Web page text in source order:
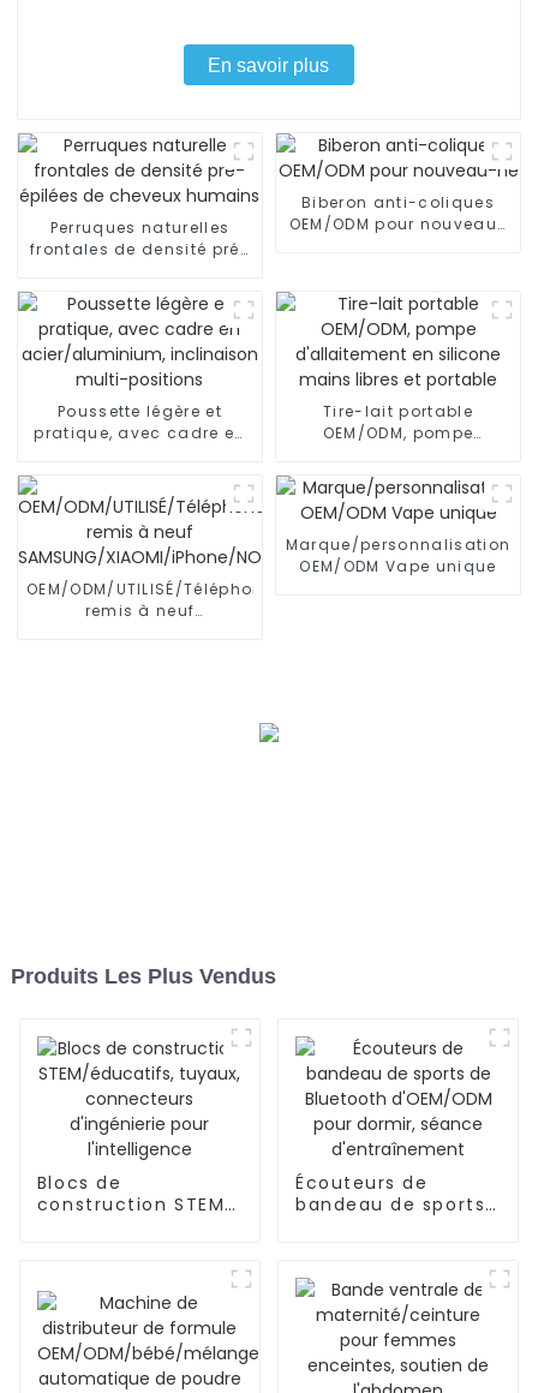
En savoir plus
Perruques naturelles
frontales de densité pré-
humains
Biberon anti-coliques
OEM/ODM pour nouveau-
Poussette légère et
pratique, avec cadre en
positions
Tire-lait portable
OEM/ODM, pompe
mains libres et portable
OEM/ODM/UTILISÉ/Téléphone
remis à neuf
Marque/personnalisation
OEM/ODM Vape unique
Produits Les Plus Vendus
Blocs de
construction STEM/
l'intelligence
Écouteurs de
bandeau de sports
d'entraînement